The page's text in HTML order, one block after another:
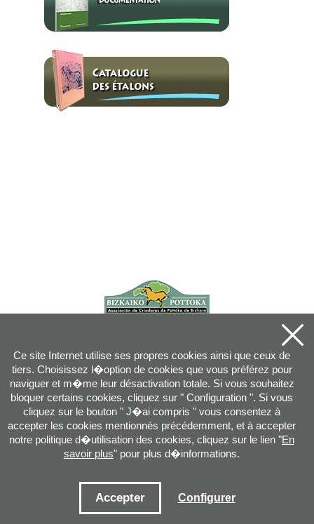
info@pottoka.info
Conditions d'Utilisation-Politique de Privacité-Politique des Cookies
Ce site Internet utilise ses propres cookies ainsi que ceux de
tiers. Choisissez l�option de cookies que vous préférez pour
naviguer et m�me leur désactivation totale. Si vous souhaitez
bloquer certains cookies, cliquez sur " Configuration ". Si vous
cliquez sur le bouton " J�ai compris " vous consentez à
accepter les cookies mentionnés précédemment, et à accepter
notre politique d�utilisation des cookies, cliquez sur le lien "En
savoir plus" pour plus d�informations.
Accepter Configurer